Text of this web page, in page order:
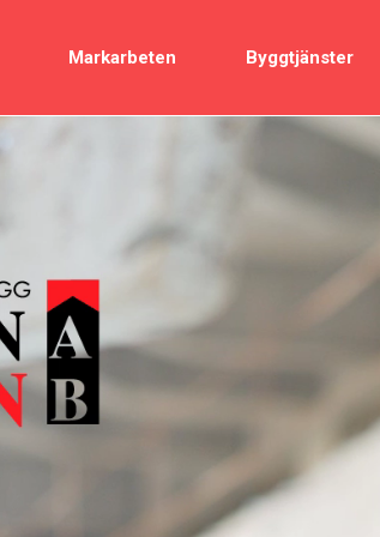
Markarbeten Byggtjänster